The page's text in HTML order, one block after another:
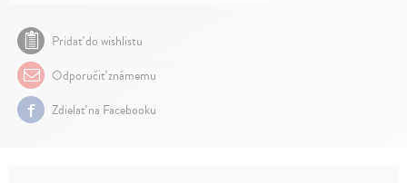
Pridať do wishlistu
Odporučiť známemu
Zdielať na Facebooku